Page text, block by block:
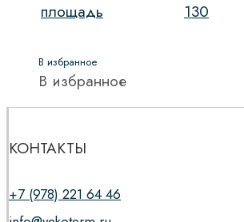
площадь
130
В избранное
В избранное
КОНТАКТЫ
+7 (978) 221 64 46